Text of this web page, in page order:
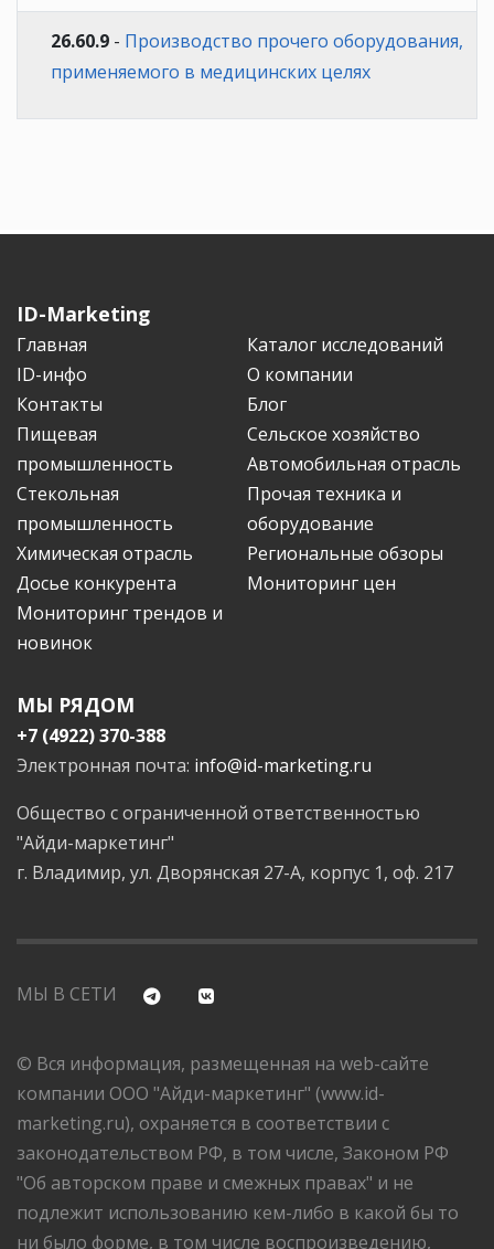
26.60.9 - Производство прочего оборудования,
применяемого в медицинских целях
ID-Marketing
Главная
Каталог исследований
ID-инфо
О компании
Контакты
Блог
Пищевая
промышленность
Сельское хозяйство
Автомобильная отрасль
Стекольная
промышленность
Прочая техника и
оборудование
Химическая отрасль
Региональные обзоры
Досье конкурента
Мониторинг цен
Мониторинг трендов и
новинок
МЫ РЯДОМ
+7 (4922) 370-388
Электронная почта: info@id-marketing.ru
Общество с ограниченной ответственностью
"Айди-маркетинг"
г. Владимир, ул. Дворянская 27-А, корпус 1, оф. 217
МЫ В СЕТИ
© Вся информация, размещенная на web-сайте
компании ООО "Айди-маркетинг" (www.id-
marketing.ru), охраняется в соответствии с
законодательством РФ, в том числе, Законом РФ
"Об авторском праве и смежных правах" и не
подлежит использованию кем-либо в какой бы то
ни было форме, в том числе воспроизведению,